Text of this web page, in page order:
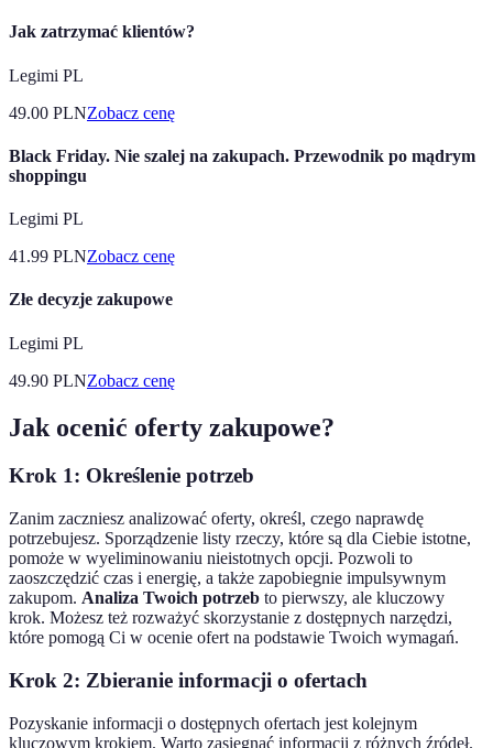
Jak zatrzymać klientów?
Legimi PL
49.00 PLNZobacz cenę
Black Friday. Nie szalej na zakupach. Przewodnik po mądrym
shoppingu
Legimi PL
41.99 PLNZobacz cenę
Złe decyzje zakupowe
Legimi PL
49.90 PLNZobacz cenę
Jak ocenić oferty zakupowe?
Krok 1: Określenie potrzeb
Zanim zaczniesz analizować oferty, określ, czego naprawdę
potrzebujesz. Sporządzenie listy rzeczy, które są dla Ciebie istotne,
pomoże w wyeliminowaniu nieistotnych opcji. Pozwoli to
zaoszczędzić czas i energię, a także zapobiegnie impulsywnym
zakupom. Analiza Twoich potrzeb to pierwszy, ale kluczowy
krok. Możesz też rozważyć skorzystanie z dostępnych narzędzi,
które pomogą Ci w ocenie ofert na podstawie Twoich wymagań.
Krok 2: Zbieranie informacji o ofertach
Pozyskanie informacji o dostępnych ofertach jest kolejnym
kluczowym krokiem. Warto zasięgnąć informacji z różnych źródeł.